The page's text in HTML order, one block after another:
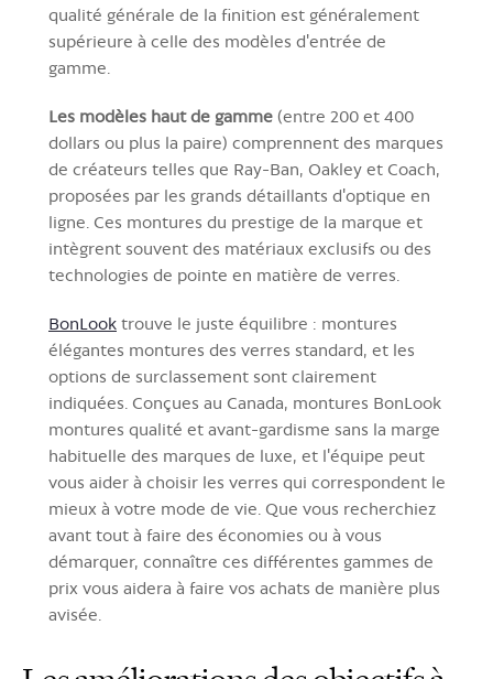
qualité générale de la finition est généralement
supérieure à celle des modèles d'entrée de
gamme.
Les modèles haut de gamme (entre 200 et 400
dollars ou plus la paire) comprennent des marques
de créateurs telles que Ray-Ban, Oakley et Coach,
proposées par les grands détaillants d'optique en
ligne. Ces montures du prestige de la marque et
intègrent souvent des matériaux exclusifs ou des
technologies de pointe en matière de verres.
BonLook trouve le juste équilibre : montures
élégantes montures des verres standard, et les
options de surclassement sont clairement
indiquées. Conçues au Canada, montures BonLook
montures qualité et avant-gardisme sans la marge
habituelle des marques de luxe, et l'équipe peut
vous aider à choisir les verres qui correspondent le
mieux à votre mode de vie. Que vous recherchiez
avant tout à faire des économies ou à vous
démarquer, connaître ces différentes gammes de
prix vous aidera à faire vos achats de manière plus
avisée.